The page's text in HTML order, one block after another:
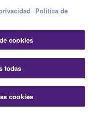
Terminos de uso
Política de cookies
Legal
Política de
cookies
todas
cookies